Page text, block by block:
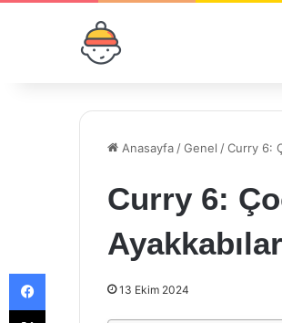
Anasayfa /Genel /Curry 6:
Curry 6:
13 Ekim 2024
Facebook
X